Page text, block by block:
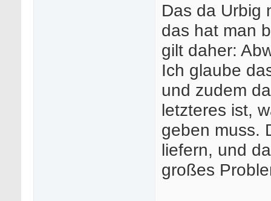
Das da Urbig
das hat man
gilt daher:
Ich glaube
und zudem
letzteres ist,
geben muss.
liefern, und
großes